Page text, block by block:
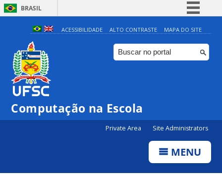
BRASIL
Simplifique!
Comunica BR
Participe
ACESSIBILIDADE ALTO CONTRASTE MAPA DO SITE
Computação na Escola
Private Area Site Administrators
MENU